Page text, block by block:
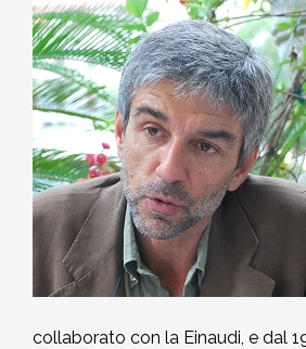
collaborato con la Einaudi, e dal
MEDITAZIONE E CRESCITA PERSONALE
POESIA
2018-2019
2017-2018
2016-2017
2015-2016
2014-2015
2013-2014
5. Hu Yua, Gallardo, Garro,
Montesano, Quirante, Pesaro
6. Bufalino, Nafisi, Attanasio,
Morazzoni
7. Georgi Gospodinov
Quirante Rives
6. Bonanni, Sarraute, Lippolis,
Petrignani
7. Rollo, Bosio, Desai, Kang
5. Queneau, Perec, Aragona,
Sebregondi
Storia: 2018
Storia: 2017
Storia: 2016
Storia: 2014
Storia: 2013